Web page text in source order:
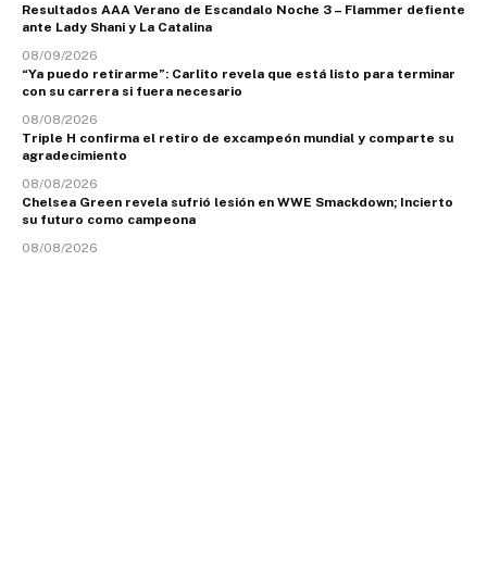
Resultados AAA Verano de Escandalo Noche 3 – Flammer defiente
ante Lady Shani y La Catalina
08/09/2026
“Ya puedo retirarme”: Carlito revela que está listo para terminar
con su carrera si fuera necesario
08/08/2026
Triple H confirma el retiro de excampeón mundial y comparte su
agradecimiento
08/08/2026
Chelsea Green revela sufrió lesión en WWE Smackdown; Incierto
su futuro como campeona
08/08/2026